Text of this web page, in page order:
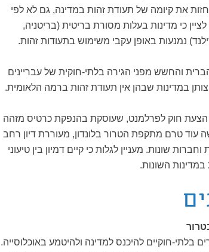
את קיומה של תעודת זהות במדינה, גם לא לפי
כי מדינות בעלות מסורת בריטית (בריטניה,
נמנעות באופן עקבי משימוש בתעודות זהות.
בארצות הברית והחשש מפני הגירה בלתי-חוקית של עבריינים
במדינות שבהן אין תעודת זהות ברמה הלאומית.
הצעת חוק לפרלמנט, שעוסקת בהנפקת כרטיס מזהה
עוד טרם מתקפת הטרור בלונדון, מעוררת דיון רחב
שונות. מעניין לגלות כי קיים דמיון בין טיעוני
השונות.
בלתי-חוקיים להיכנס למדינה ולהיטמע באוכלוסייה.